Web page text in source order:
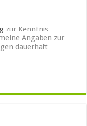
zur Kenntnis
Angaben zur
dauerhaft